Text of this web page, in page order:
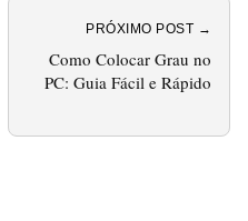
PRÓXIMO POST →
Como Colocar Grau no
PC: Guia Fácil e Rápido